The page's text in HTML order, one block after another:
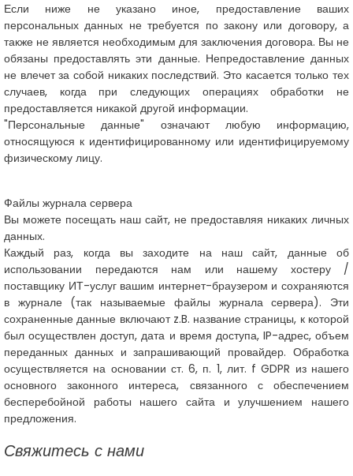
Если ниже не указано иное, предоставление ваших
персональных данных не требуется по закону или договору, а
также не является необходимым для заключения договора. Вы не
обязаны предоставлять эти данные. Непредоставление данных
не влечет за собой никаких последствий. Это касается только тех
случаев, когда при следующих операциях обработки не
предоставляется никакой другой информации.
"Персональные данные" означают любую информацию,
относящуюся к идентифицированному или идентифицируемому
физическому лицу.
Файлы журнала сервера
Вы можете посещать наш сайт, не предоставляя никаких личных
данных.
Каждый раз, когда вы заходите на наш сайт, данные об
использовании передаются нам или нашему хостеру /
поставщику ИТ-услуг вашим интернет-браузером и сохраняются
в журнале (так называемые файлы журнала сервера). Эти
сохраненные данные включают z.B. название страницы, к которой
был осуществлен доступ, дата и время доступа, IP-адрес, объем
переданных данных и запрашивающий провайдер. Обработка
осуществляется на основании ст. 6, п. 1, лит. f GDPR из нашего
основного законного интереса, связанного с обеспечением
бесперебойной работы нашего сайта и улучшением нашего
предложения.
Свяжитесь с нами